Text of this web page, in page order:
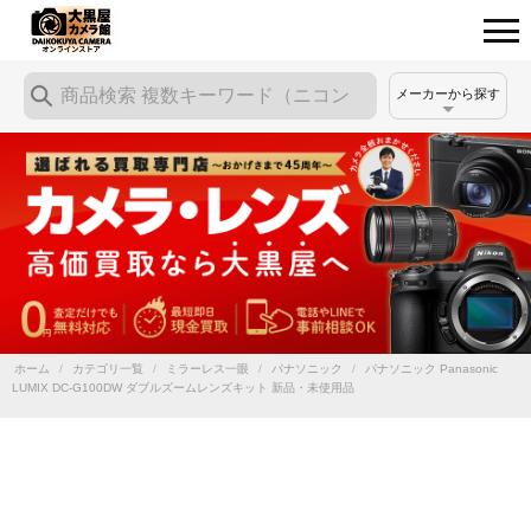
メーカーから探す
ホーム / カテゴリ一覧 / ミラーレス一眼 / パナソニック /
パナソニック Panasonic
LUMIX DC-G100DW ダブルズームレンズキット 新品・未使用品